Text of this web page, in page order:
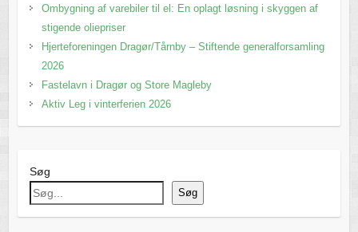
Ombygning af varebiler til el: En oplagt løsning i skyggen af
stigende oliepriser
Hjerteforeningen Dragør/Tårnby – Stiftende generalforsamling
2026
Fastelavn i Dragør og Store Magleby
Aktiv Leg i vinterferien 2026
Søg
Søg